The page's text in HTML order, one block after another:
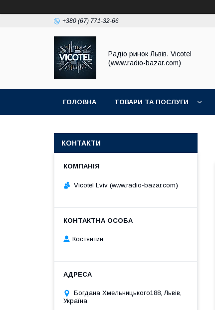
+380 (67) 771-32-66
Радіо ринок Львів. Vicotel
(www.radio-bazar.com)
ГОЛОВНА ТОВАРИ ТА ПОСЛУГИ
КОНТАКТИ
Vicotel Lviv (www.radio-bazar.com)
Костянтин
Богдана Хмельницького188, Львів,
Україна